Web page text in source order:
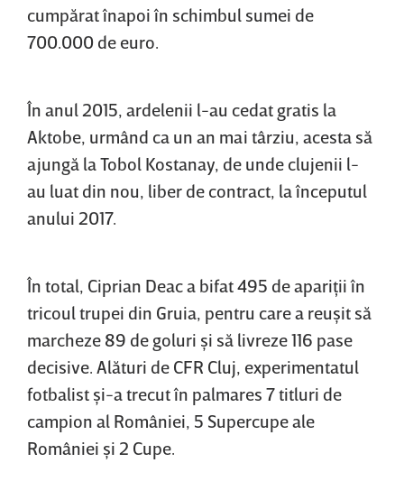
cumpărat înapoi în schimbul sumei de
700.000 de euro.
În anul 2015, ardelenii l-au cedat gratis la
Aktobe, urmând ca un an mai târziu, acesta să
ajungă la Tobol Kostanay, de unde clujenii l-
au luat din nou, liber de contract, la începutul
anului 2017.
În total, Ciprian Deac a bifat 495 de apariţii în
tricoul trupei din Gruia, pentru care a reuşit să
marcheze 89 de goluri şi să livreze 116 pase
decisive. Alături de CFR Cluj, experimentatul
fotbalist şi-a trecut în palmares 7 titluri de
campion al României, 5 Supercupe ale
României şi 2 Cupe.